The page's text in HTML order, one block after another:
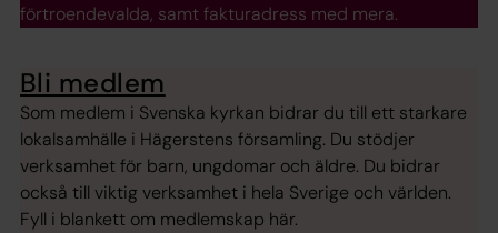
förtroendevalda, samt fakturadress med mera.
Bli medlem
Som medlem i Svenska kyrkan bidrar du till ett starkare
lokalsamhälle i Hägerstens församling. Du stödjer
verksamhet för barn, ungdomar och äldre. Du bidrar
också till viktig verksamhet i hela Sverige och världen.
Fyll i blankett om medlemskap här.